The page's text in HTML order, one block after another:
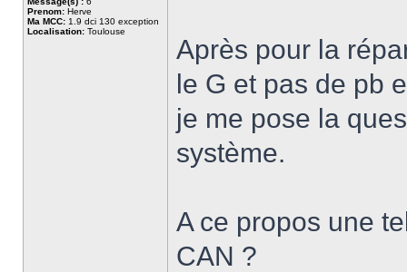
Prenom: Herve
Ma MCC: 1.9 dci 130 exception
Localisation: Toulouse
Après pour la
le G et pas de pb
je me pose la
système.
A ce propos une
CAN ?